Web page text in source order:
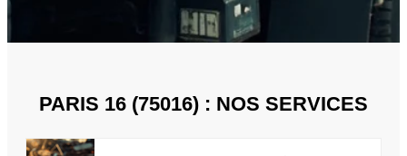
PARIS 16 (75016) : NOS SERVICES